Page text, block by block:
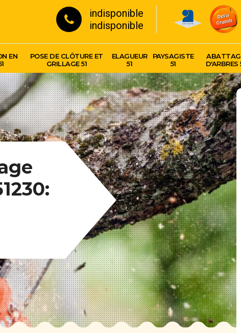
indisponible
indisponible
EN
POSE DE CLÔTURE ET
GRILLAGE 51
ELAGUEUR
51
PAYSAGISTE
51
D'ARBRES